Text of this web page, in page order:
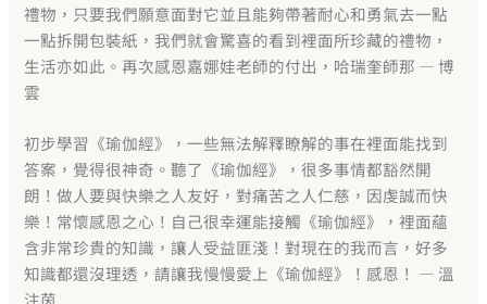
禮物，只要我們願意面對它並且能夠帶著耐心和勇氣去一點
一點拆開包裝紙，我們就會驚喜的看到裡面所珍藏的禮物，
生活亦如此。再次感恩嘉娜娃老師的付出，哈瑞奎師那 — 博
雲
初步學習《瑜伽經》，一些無法解釋瞭解的事在裡面能找到
答案，覺得很神奇。聽了《瑜伽經》，很多事情都豁然開
朗！做人要與快樂之人友好，對痛苦之人仁慈，因虔誠而快
樂！常懷感恩之心！自己很幸運能接觸《瑜伽經》，裡面蘊
含非常珍貴的知識，讓人受益匪淺！對現在的我而言，好多
知識都還沒理透，請讓我慢慢愛上《瑜伽經》！感恩！ — 溫
注茵